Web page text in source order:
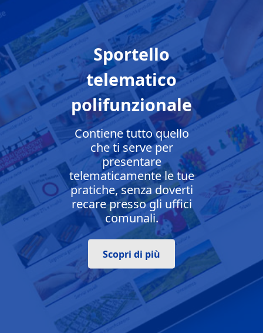
Sportello
telematico
polifunzionale
Contiene tutto quello
che ti serve per
presentare
telematicamente le tue
pratiche, senza doverti
recare presso gli uffici
comunali.
Scopri di più